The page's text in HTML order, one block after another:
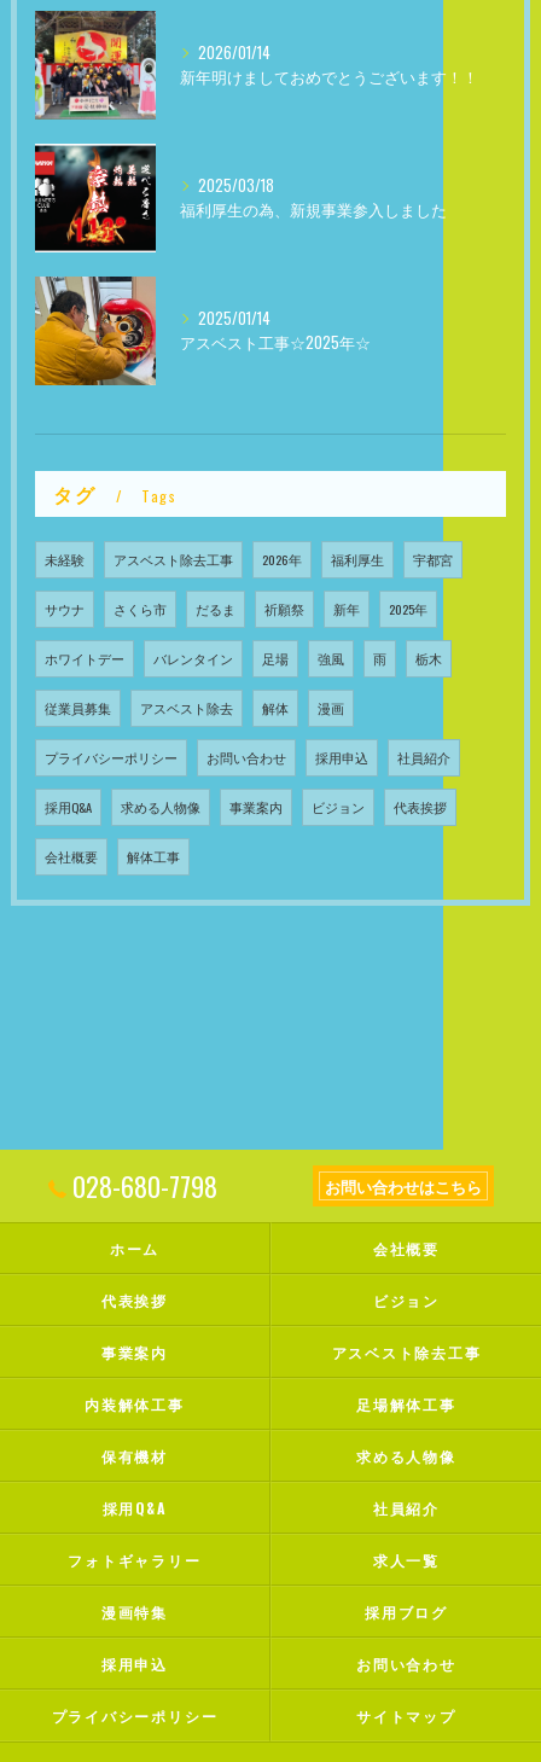
2026/01/14
新年明けましておめでとうございます！！
2025/03/18
福利厚生の為、新規事業参入しました
2025/01/14
アスベスト工事☆2025年☆
タグ Tags
未経験 アスベスト除去工事 2026年 福利厚生 宇都宮
サウナ さくら市 だるま 祈願祭 新年 2025年
ホワイトデー バレンタイン 足場 強風 雨 栃木
従業員募集 アスベスト除去 解体 漫画
プライバシーポリシー お問い合わせ 採用申込 社員紹介
採用Q&A 求める人物像 事業案内 ビジョン 代表挨拶
会社概要 解体工事
028-680-7798 お問い合わせはこちら
ホーム 会社概要
代表挨拶 ビジョン
事業案内 アスベスト除去工事
内装解体工事 足場解体工事
保有機材 求める人物像
採用Q&A 社員紹介
フォトギャラリー 求人一覧
漫画特集 採用ブログ
採用申込 お問い合わせ
プライバシーポリシー サイトマップ